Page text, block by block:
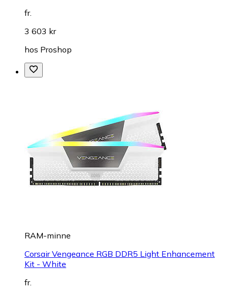
fr.
3 603 kr
hos Proshop
RAM-minne
Corsair Vengeance RGB DDR5 Light Enhancement
Kit - White
fr.